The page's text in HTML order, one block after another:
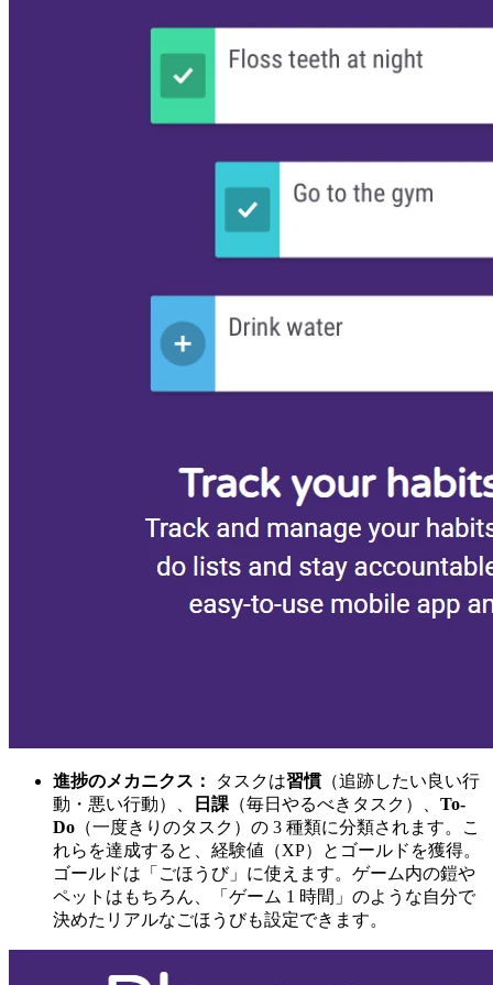
進捗のメカニクス： タスクは習慣（追跡したい良い行
動・悪い行動）、
日課 （毎日やるべきタスク）、 To-
Do （一度きりのタスク）の 3 種類に分類されます。こ
れらを達成すると、経験値（XP）とゴールドを獲得。
ゴールドは「ごほうび」に使えます。ゲーム内の鎧や
ペットはもちろん、「ゲーム 1 時間」のような自分で
決めたリアルなごほうびも設定できます。